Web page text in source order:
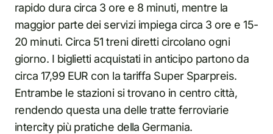
rapido dura circa 3 ore e 8 minuti, mentre la
maggior parte dei servizi impiega circa 3 ore e 15-
20 minuti. Circa 51 treni diretti circolano ogni
giorno. I biglietti acquistati in anticipo partono da
circa 17,99 EUR con la tariffa Super Sparpreis.
Entrambe le stazioni si trovano in centro città,
rendendo questa una delle tratte ferroviarie
intercity più pratiche della Germania.